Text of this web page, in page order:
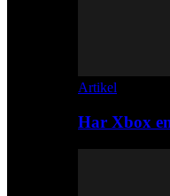
Artikel
Har Xbox